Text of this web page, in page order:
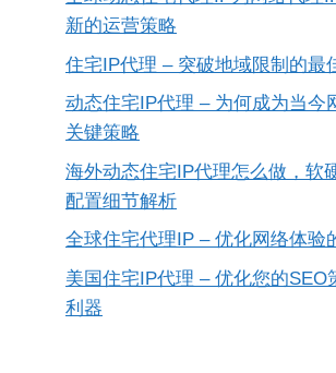
新的运营策略
住宅IP代理 – 突破地域限制的最
动态住宅IP代理 – 为何成为当今
关键策略
海外动态住宅IP代理怎么做，软
配置细节解析
全球住宅代理IP – 优化网络体验
美国住宅IP代理 – 优化您的SEO
利器